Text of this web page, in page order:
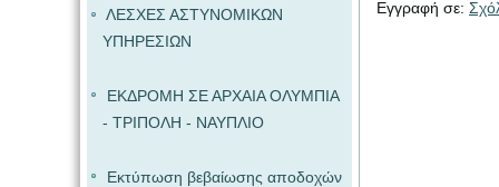
ΛΕΣΧΕΣ ΑΣΤΥΝΟΜΙΚΩΝ
ΥΠΗΡΕΣΙΩΝ
ΕΚΔΡΟΜΗ ΣΕ ΑΡΧΑΙΑ ΟΛΥΜΠΙΑ
- ΤΡΙΠΟΛΗ - ΝΑΥΠΛΙΟ
Εκτύπωση βεβαίωσης αποδοχών
Εγγραφή σε: